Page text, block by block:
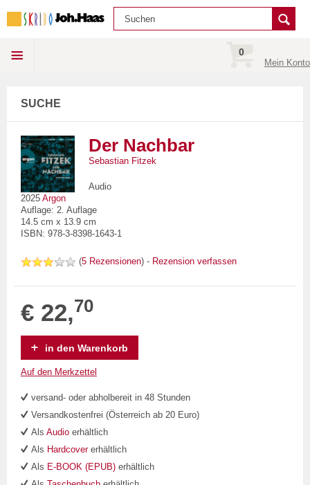
0
Mein Konto
SUCHE
Der Nachbar
Sebastian Fitzek
Audio
2025 Argon
Auflage: 2. Auflage
14.5 cm x 13.9 cm
ISBN: 978-3-8398-1643-1
(5 Rezensionen) - Rezension verfassen
€ 22,70
in den Warenkorb
Auf den Merkzettel
versand- oder abholbereit in 48 Stunden
Versandkostenfrei (Österreich ab 20 Euro)
Als Audio erhältlich
Als Hardcovererhältlich
Als E-BOOK (EPUB) erhältlich